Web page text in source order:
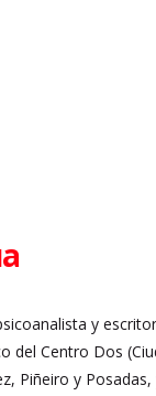
y
del Centro Dos
Piñeiro y